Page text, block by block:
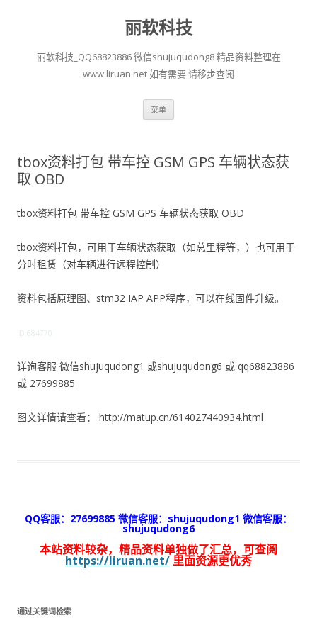
丽软科技
丽软科技_QQ68823886 微信shujuqudong8 精品资料整理在
www.liruan.net 如有需要 请移步查阅
菜单
tbox资料打包 带车控 GSM GPS 车辆状态获
取 OBD
tbox资料打包 带车控 GSM GPS 车辆状态获取 OBD
tbox资料打包，可用于车辆状态获取（如总里程等，）也可用于
分时租赁（对车辆进行远程控制）
资料包括原理图、stm32 IAP APP程序，可以在线固件升级。
ID:684770
详询客服 微信shujuqudong1 或shujuqudong6 或 qq68823886
或 27699885
图文详情请查看： http://matup.cn/614027440934.html
QQ客服：27699885 微信客服：shujuqudong1 微信客服：
shujuqudong6
本站资料较杂，精品资料单独做了汇总，可查阅
https://liruan.net/ 里面资源更优秀
通过关键词检索